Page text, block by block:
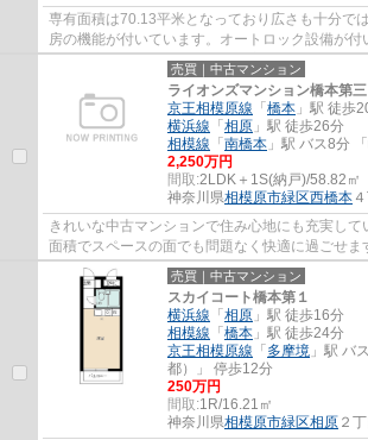
専有面積は70.13平米となっており広さも十分で
房の機能が付いています。オートロック設備が付
です。広々としたリビングに充実設備のキッ...
売買｜中古マンション
ライオンズマンション橋本第三
京王相模原線 「 橋本 」駅 徒歩
横浜線 「 相原 」駅 徒歩26分
相模線 「 南橋本 」駅 バス8分
2,250万円
間取:2LDK＋1S(納戸)/58.82㎡
神奈川県相模原市緑区西橋本
きれいな中古マンションで住み心地にも充実し
面積でスペースの面でも問題なく快適に過ごせま
り部屋数も充実の2SLDK。10階建ての建物も...
売買｜中古マンション
スカイコート橋本第１
横浜線 「 相原 」駅 徒歩16分
相模線 「 橋本 」駅 徒歩24分
京王相模原線 「 多摩境 」駅 バ
都）」 停歩12分
250万円
間取:1R/16.21㎡
神奈川県相模原市緑区相原 ２